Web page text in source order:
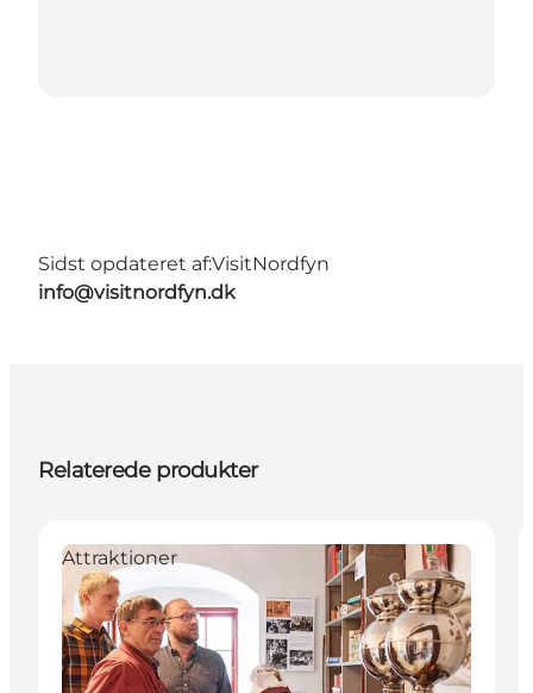
Sidst opdateret af:VisitNordfyn
info@visitnordfyn.dk
Relaterede produkter
Attraktioner